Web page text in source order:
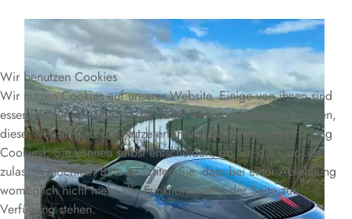
Wir benutzen Cookies
Wir nutzen Cookies auf unserer Website. Einige von ihnen sind
essenziell für den Betrieb der Seite, während andere uns helfen,
diese Website und die Nutzererfahrung zu verbessern (Tracking
Cookies). Sie können selbst entscheiden, ob Sie die Cookies
zulassen möchten. Bitte beachten Sie, dass bei einer Ablehnung
womöglich nicht mehr alle Funktionalitäten der Seite zur
Verfügung stehen.